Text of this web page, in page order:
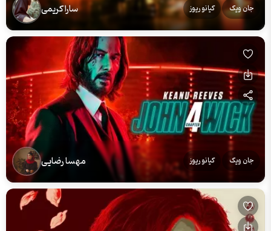
جان ویک کیانو ریوز سارا کریمی
جان ویک کیانو ریوز مهسا رضایی